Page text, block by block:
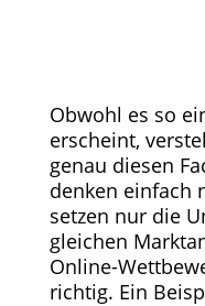
Obwohl es so
erscheint,
genau diesen
denken einfach
setzen nur die
gleichen
Online-
richtig. Ein